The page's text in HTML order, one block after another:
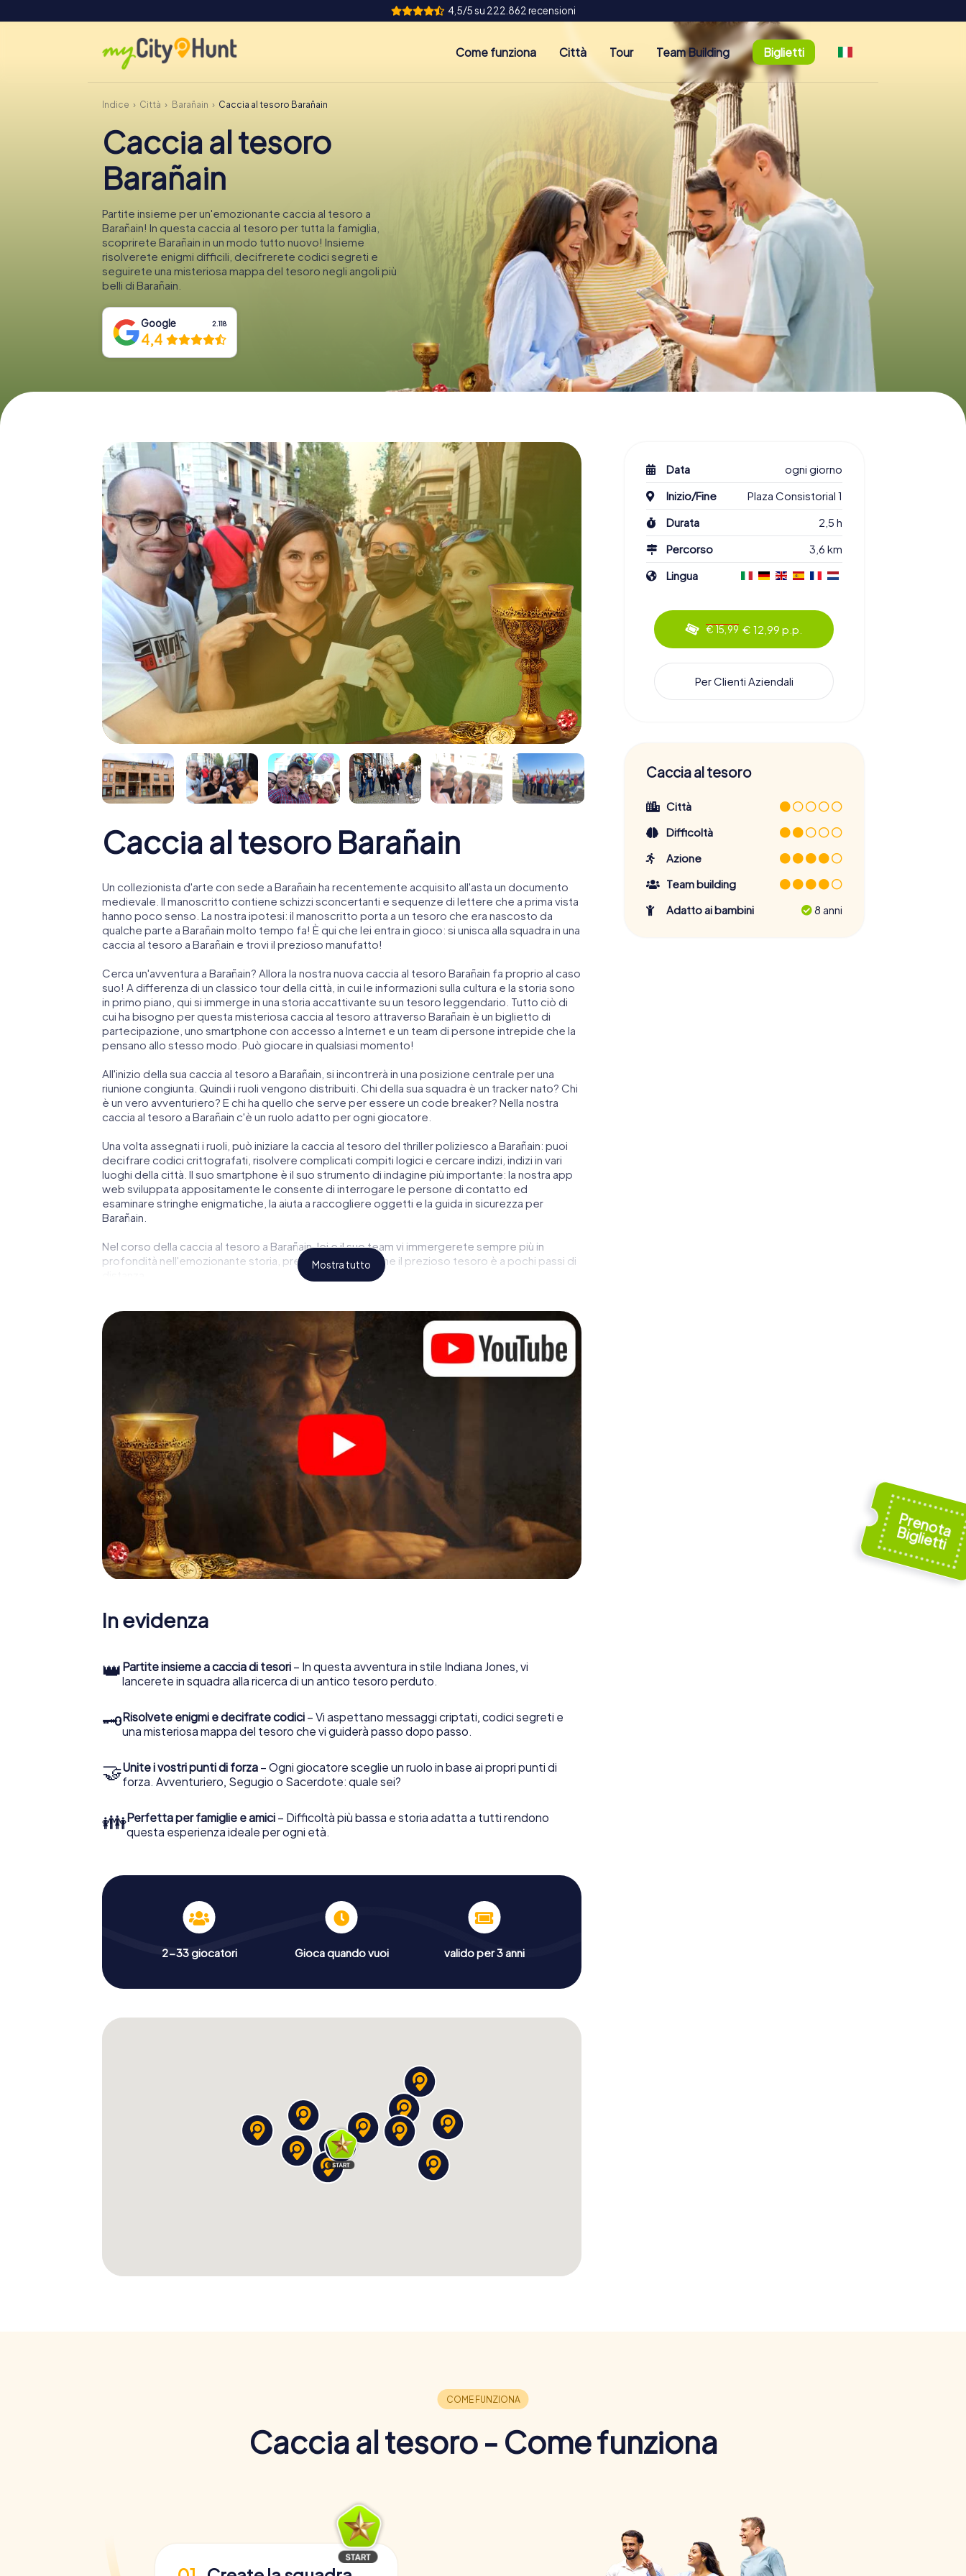
4,5/5 su 222.862 recensioni
Come funziona Città Tour Team Building Biglietti
Indice Città Barañain Caccia al tesoro Barañain
Caccia al tesoro
Barañain
Partite insieme per un'emozionante caccia al tesoro a
Barañain! In questa caccia al tesoro per tutta la famiglia,
scoprirete Barañain in un modo tutto nuovo! Insieme
risolverete enigmi difficili, decifrerete codici segreti e
seguirete una misteriosa mappa del tesoro negli angoli più
belli di Barañain.
Google 2.118
4,4
Caccia al tesoro Barañain
Un collezionista d'arte con sede a Barañain ha recentemente acquisito all'asta un documento
medievale. Il manoscritto contiene schizzi sconcertanti e sequenze di lettere che a prima vista
hanno poco senso. La nostra ipotesi: il manoscritto porta a un tesoro che era nascosto da
qualche parte a Barañain molto tempo fa! È qui che lei entra in gioco: si unisca alla squadra in una
caccia al tesoro a Barañain e trovi il prezioso manufatto!
Cerca un'avventura a Barañain? Allora la nostra nuova caccia al tesoro Barañain fa proprio al caso
suo! A differenza di un classico tour della città, in cui le informazioni sulla cultura e la storia sono
in primo piano, qui si immerge in una storia accattivante su un tesoro leggendario. Tutto ciò di
cui ha bisogno per questa misteriosa caccia al tesoro attraverso Barañain è un biglietto di
partecipazione, uno smartphone con accesso a Internet e un team di persone intrepide che la
pensano allo stesso modo. Può giocare in qualsiasi momento!
All'inizio della sua caccia al tesoro a Barañain, si incontrerà in una posizione centrale per una
riunione congiunta. Quindi i ruoli vengono distribuiti. Chi della sua squadra è un tracker nato? Chi
è un vero avventuriero? E chi ha quello che serve per essere un code breaker? Nella nostra
caccia al tesoro a Barañain c'è un ruolo adatto per ogni giocatore.
Una volta assegnati i ruoli, può iniziare la caccia al tesoro del thriller poliziesco a Barañain: puoi
decifrare codici crittografati, risolvere complicati compiti logici e cercare indizi, indizi in vari
luoghi della città. Il suo smartphone è il suo strumento di indagine più importante: la nostra app
web sviluppata appositamente le consente di interrogare le persone di contatto ed
esaminare stringhe enigmatiche, la aiuta a raccogliere oggetti e la guida in sicurezza per
Barañain.
Nel corso della caccia al tesoro a Barañain, lei e il suo team vi immergerete sempre più in
profondità nell'emozionante storia, presto scoprirete che il prezioso tesoro è a pochi passi di
Mostra tutto
In evidenza
👑 Partite insieme a caccia di tesori – In questa avventura in stile Indiana Jones, vi
lancerete in squadra alla ricerca di un antico tesoro perduto.
🗝Risolvete enigmi e decifrate codici – Vi aspettano messaggi criptati, codici segreti e
una misteriosa mappa del tesoro che vi guiderà passo dopo passo.
🤝Unite i vostri punti di forza – Ogni giocatore sceglie un ruolo in base ai propri punti di
forza. Avventuriero, Segugio o Sacerdote: quale sei?
👪Perfetta per famiglie e amici – Difficoltà più bassa e storia adatta a tutti rendono
questa esperienza ideale per ogni età.
2-33 giocatori Gioca quando vuoi valido per 3 anni
Data
ogni giorno
Inizio/Fine
Plaza Consistorial 1
Durata
2,5 h
Percorso
3,6 km
Lingua
€ 15,99 € 12,99 p.p.
Per Clienti Aziendali
Caccia al tesoro
Città
Difficoltà
Azione
Team building
Adatto ai bambini
8 anni
Caccia al tesoro - Come funziona